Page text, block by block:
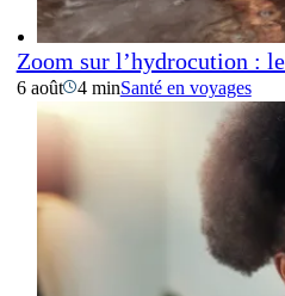
Zoom sur l’hydrocution :
6 août 4 minSanté en voyages